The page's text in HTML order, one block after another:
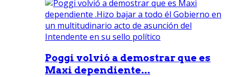
Poggi volvió a demostrar que es
Maxi dependiente...